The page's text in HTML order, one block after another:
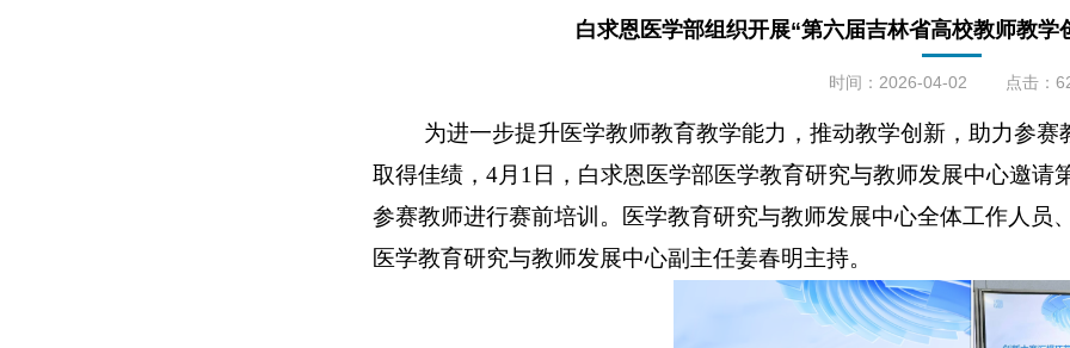
白求恩医学部组织开展“第六届吉林省高校教师教学
时间：2026-04-02 点击：
为进一步提升医学教师教育教学能力，推动教学创新，助力参
取得佳绩， 4月 1 日，白求恩医学部医学教育研究与教师发展中心邀
参赛教师进行赛前培训。医学教育研究与教师发展中心全体工作人员
医学教育研究与教师发展中心副主任姜春明主持。